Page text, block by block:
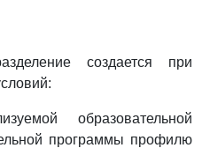
создается при
образовательной
программы профилю